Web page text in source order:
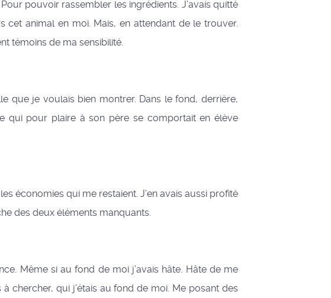
pouvoir rassembler les ingrédients. J’avais quitté
cet animal en moi. Mais, en attendant de le trouver.
témoins de ma sensibilité.
que je voulais bien montrer. Dans le fond, derrière,
qui pour plaire à son père se comportait en élève
économies qui me restaient. J’en avais aussi profité
des deux éléments manquants.
Même si au fond de moi j’avais hâte. Hâte de me
chercher, qui j’étais au fond de moi. Me posant des